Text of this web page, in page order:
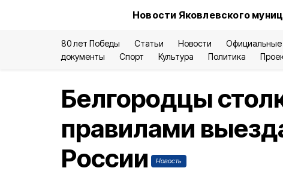
Новости Яковлевского
80 лет Победы Статьи Новости
Официальные
документы
Спорт Культура Политика
Белгородцы
правилами
России
Новость